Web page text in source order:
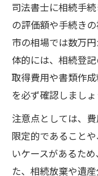
司法書士に相続手
の評価額や手続き
市の相場では数万
体的には、相続登
取得費用や書類作
を必ず確認しましょ
注意点としては、
限定的であること
いケースがあるた
た、相続放棄や遺